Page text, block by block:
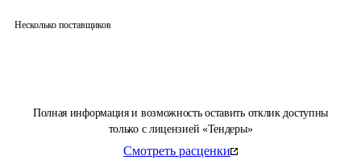
Полная информация и возможность оставить отклик доступны
только с лицензией «Тендеры»
Смотреть расценки
Несколько поставщиков